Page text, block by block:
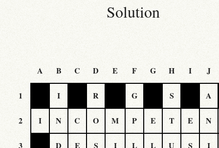
Solution
A B C D E F G H I J
1 I R G S A
2 I N C O M P E T E N
3 D E S I L L U S I